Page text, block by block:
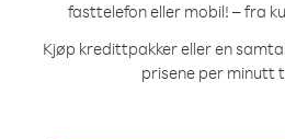
fasttelefon eller mobil! – fra
Kjøp kredittpakker eller en
prisene per minutt